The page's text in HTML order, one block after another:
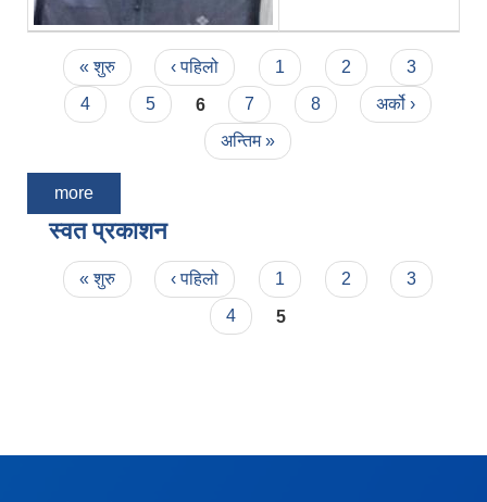
Pages
« शुरु ‹ पहिलो 1 2
3
4
5 6 7 8
अर्को ›
अन्तिम »
more
स्वत प्रकाशन
Pages
« शुरु ‹ पहिलो 1 2
3
4
5